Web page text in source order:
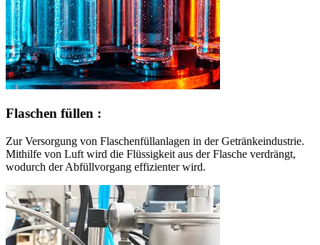
Flaschen füllen :
Zur Versorgung von Flaschenfüllanlagen in der Getränkeindustrie.
Mithilfe von Luft wird die Flüssigkeit aus der Flasche verdrängt,
wodurch der Abfüllvorgang effizienter wird.